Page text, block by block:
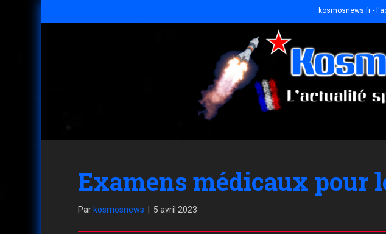
kosmosnews.fr -
Examens médicaux pour
Par kosmosnews 5 avril 2023